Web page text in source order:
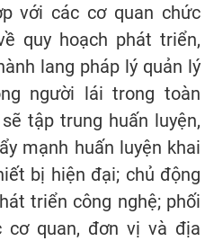
với các cơ quan chức
quy hoạch phát triển,
lang pháp lý quản lý
người lái trong toàn
tập trung huấn luyện,
mạnh huấn luyện khai
bị hiện đại; chủ động
triển công nghệ; phối
cơ quan, đơn vị và địa